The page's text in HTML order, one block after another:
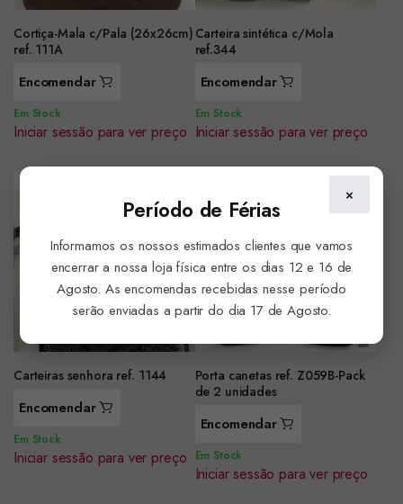
Cortiça-Mala c/Pala (26x26cm)
ref. 111A
Encomendar
Em Stock
Iniciar sessão para ver preço
Carteira sintética c/Mola
ref.344
Encomendar
Em Stock
Iniciar sessão para ver preço
Carteiras senhora ref. 1144
Encomendar
Em Stock
Iniciar sessão para ver preço
Porta canetas ref. Z059B-Pack
de 2 unidades
Encomendar
Em Stock
Iniciar sessão para ver preço
×
Período de Férias
Informamos os nossos estimados clientes que vamos
encerrar a nossa loja física entre os dias 12 e 16 de
Agosto. As encomendas recebidas nesse período
serão enviadas a partir do dia 17 de Agosto.